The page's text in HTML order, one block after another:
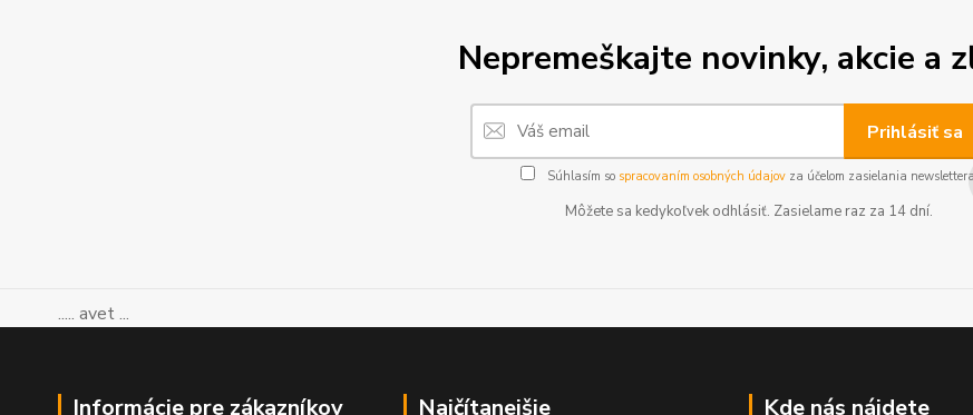
Nepremeškajte novinky, akcie a
Prihlásiť sa
Súhlasím so spracovaním osobných údajovza účelom zasielania
Môžete sa kedykoľvek odhlásiť. Zasielame raz za 14 dní.
..... avet ...
Informácie pre zákazníkov Najčítanejšie Kde nás nájdete